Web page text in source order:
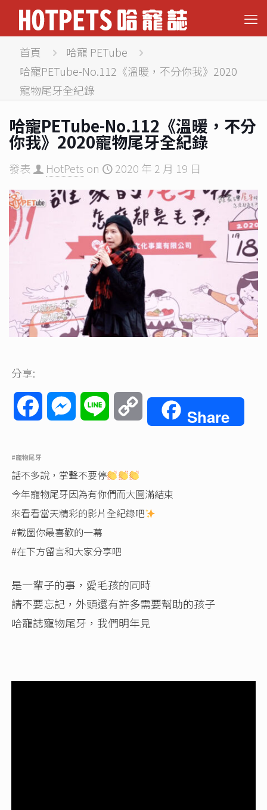
首頁
哈寵 PETube
哈寵PETube-No.112《溫暖，不分你我》2020
寵物尾牙全紀錄
哈寵PETube-No.112《溫暖，不分
你我》2020寵物尾牙全紀錄
發表 HotPets on 2020 年 2 月 19 日
分享:
FacebookMessenger
Line
Copy
Share
#寵物尾牙
話不多說，掌聲不要停
今年寵物尾牙因為有你們而大圓滿結束
來看看當天精彩的影片全紀錄吧
#截圖你最喜歡的一幕
#在下方留言和大家分享吧
是一輩子的事，愛毛孩的同時
請不要忘記，外頭還有許多需要幫助的孩子
哈寵誌寵物尾牙，我們明年見